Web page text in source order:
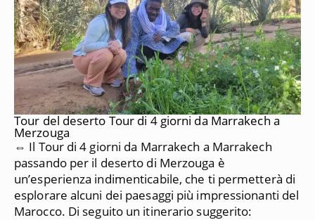
Tour del deserto Tour di 4 giorni da Marrakech a
Merzouga
⇔ Il Tour di 4 giorni da Marrakech a Marrakech
passando per il deserto di Merzouga è
un’esperienza indimenticabile, che ti permetterà di
esplorare alcuni dei paesaggi più impressionanti del
Marocco. Di seguito un itinerario suggerito: